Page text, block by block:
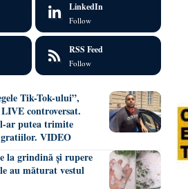
LinkedIn
Follow
RSS Feed
Follow
Tik-Tok-ului”,
controversat.
l-ar putea trimite
VIDEO
la grindină și rupere
au măturat vestul